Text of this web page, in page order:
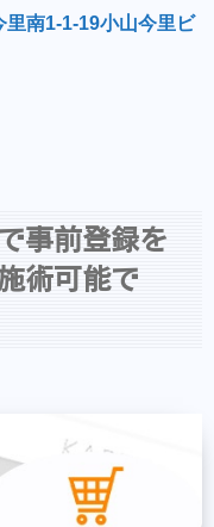
南1-1-19小山今里ビ
事前登録を
術可能で